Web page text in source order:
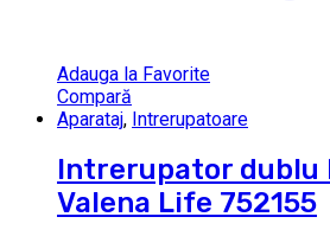
Adauga la Favorite
Compară
Aparataj, Intrerupatoare
Intrerupator dublu
Valena Life 752155